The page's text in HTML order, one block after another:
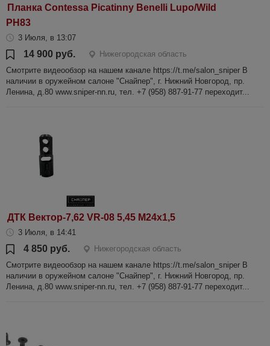
Планка Contessa Picatinny Benelli Lupo/Wild
PH83
3 Июля, в 13:07
14 900 руб.
Нижегородская область
Смотрите видеообзор на нашем канале https://t.me/salon_sniper В
наличии в оружейном салоне "Снайпер", г. Нижний Новгород, пр.
Ленина, д.80 www.sniper-nn.ru, тел. +7 (958) 887-91-77 переходит...
ДТК Вектор-7,62 VR-08 5,45 М24х1,5
3 Июля, в 14:41
4 850 руб.
Нижегородская область
Смотрите видеообзор на нашем канале https://t.me/salon_sniper В
наличии в оружейном салоне "Снайпер", г. Нижний Новгород, пр.
Ленина, д.80 www.sniper-nn.ru, тел. +7 (958) 887-91-77 переходит...